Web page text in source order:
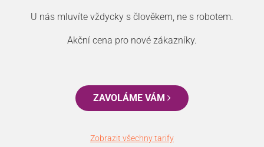
U nás mluvíte vždycky s člověkem, ne s robotem.
Akční cena pro nové zákazníky.
ZAVOLÁME VÁM
Zobrazit všechny tarify